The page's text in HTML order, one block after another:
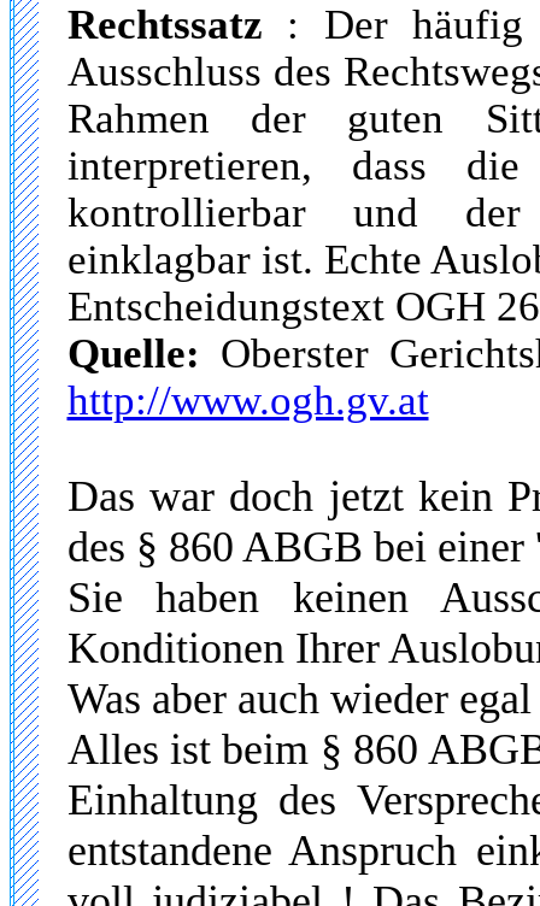
Rechtssatz : Der häufig
Ausschluss des
Rahmen der guten
interpretieren, dass
kontrollierbar und der
einklagbar ist. Echte
Entscheidungstext OGH
Quelle: Oberster
http://www.ogh.gv.at
Das war doch jetzt kein
des § 860 ABGB bei einer
Sie haben keinen
Konditionen Ihrer
Was aber auch wieder
Alles ist beim § 860
Einhaltung des
entstandene Anspruch